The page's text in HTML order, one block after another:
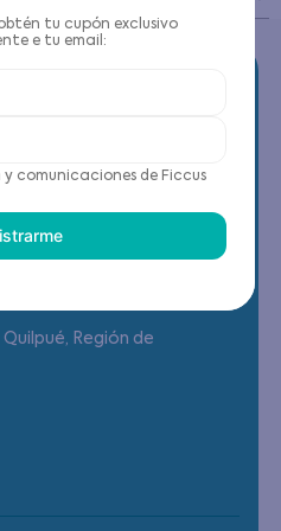
Internet
Región de
tu cupón exclusivo
e tu email:
comunicaciones de Ficcus